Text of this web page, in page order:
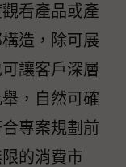
看產品或產
造，除可展
讓客戶深層
，自然可確
專案規劃前
的消費市